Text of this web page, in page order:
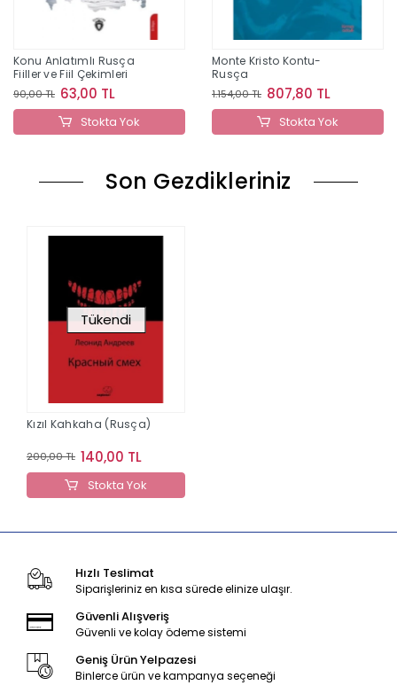
Konu Anlatımlı Rusça
Fiiller ve Fiil Çekimleri
90,00 TL 63,00 TL
Stokta Yok
Monte Kristo Kontu-
Rusça
1.154,00 TL 807,80 TL
Stokta Yok
Son Gezdikleriniz
Tükendi
Kızıl Kahkaha (Rusça)
200,00 TL 140,00 TL
Stokta Yok
Hızlı Teslimat
Siparişleriniz en kısa sürede elinize ulaşır.
Güvenli Alışveriş
Güvenli ve kolay ödeme sistemi
Geniş Ürün Yelpazesi
Binlerce ürün ve kampanya seçeneği